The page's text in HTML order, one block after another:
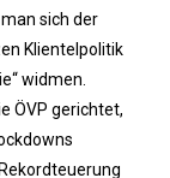
sich der
Klientelpolitik
widmen.
ÖVP gerichtet,